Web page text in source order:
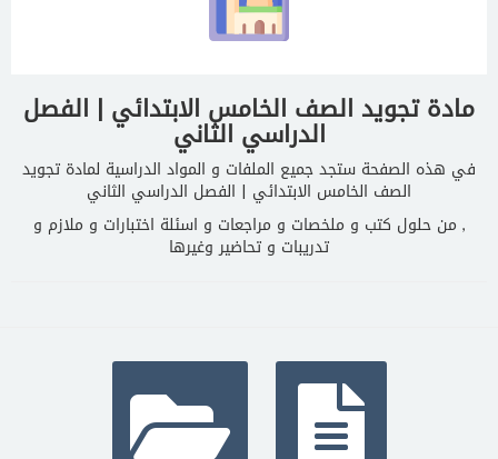
مادة تجويد الصف الخامس الابتدائي | الفصل
الدراسي الثاني
في هذه الصفحة ستجد جميع الملفات و المواد الدراسية لمادة تجويد
الصف الخامس الابتدائي | الفصل الدراسي الثاني
, من حلول كتب و ملخصات و مراجعات و اسئلة اختبارات و ملازم و
تدريبات و تحاضير وغيرها